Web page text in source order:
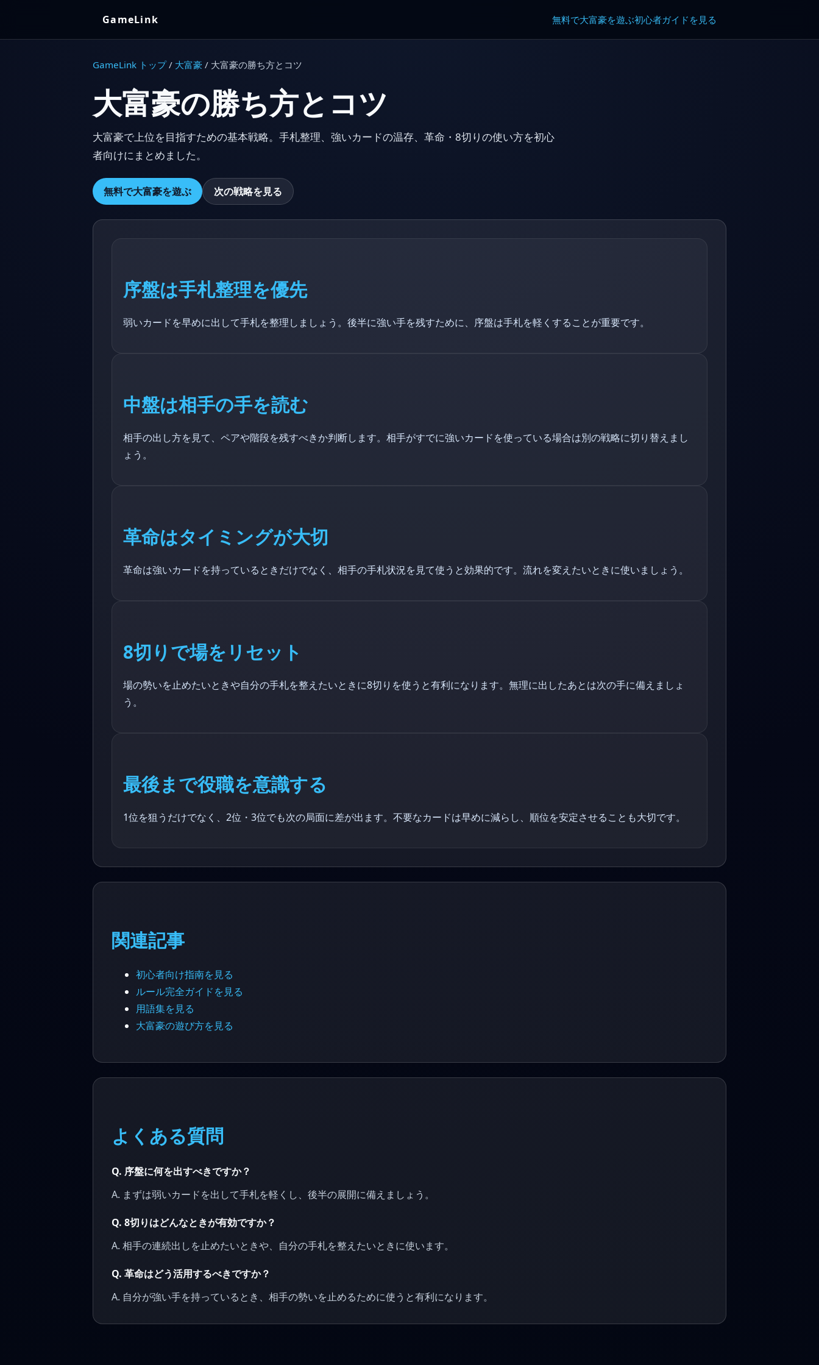
GameLink 無料で大富豪を遊ぶ初心者ガイドを見る
GameLink トップ/ 大富豪 / 大富豪の勝ち方とコツ
大富豪の勝ち方とコツ
大富豪で上位を目指すための基本戦略。手札整理、強いカードの温存、革命・8切りの使い方を初心
者向けにまとめました。
無料で大富豪を遊ぶ 次の戦略を見る
序盤は手札整理を優先
弱いカードを早めに出して手札を整理しましょう。後半に強い手を残すために、序盤は手札を軽くすることが重要です。
中盤は相手の手を読む
相手の出し方を見て、ペアや階段を残すべきか判断します。相手がすでに強いカードを使っている場合は別の戦略に切り替えまし
ょう。
革命はタイミングが大切
革命は強いカードを持っているときだけでなく、相手の手札状況を見て使うと効果的です。流れを変えたいときに使いましょう。
8切りで場をリセット
場の勢いを止めたいときや自分の手札を整えたいときに8切りを使うと有利になります。無理に出したあとは次の手に備えましょ
う。
最後まで役職を意識する
1位を狙うだけでなく、2位・3位でも次の局面に差が出ます。不要なカードは早めに減らし、順位を安定させることも大切です。
関連記事
初心者向け指南を見る
ルール完全ガイドを見る
用語集を見る
大富豪の遊び方を見る
よくある質問
Q. 序盤に何を出すべきですか？
A. まずは弱いカードを出して手札を軽くし、後半の展開に備えましょう。
Q. 8切りはどんなときが有効ですか？
A. 相手の連続出しを止めたいときや、自分の手札を整えたいときに使います。
Q. 革命はどう活用するべきですか？
A. 自分が強い手を持っているとき、相手の勢いを止めるために使うと有利になります。